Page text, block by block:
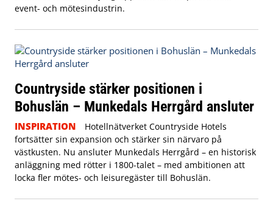
event- och mötesindustrin.
Countryside stärker positionen i
Bohuslän – Munkedals Herrgård ansluter
INSPIRATION
Hotellnätverket Countryside Hotels
fortsätter sin expansion och stärker sin närvaro på
västkusten. Nu ansluter Munkedals Herrgård – en historisk
anläggning med rötter i 1800-talet – med ambitionen att
locka fler mötes- och leisuregäster till Bohuslän.